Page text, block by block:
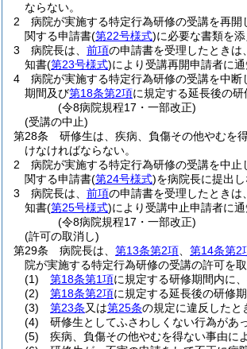
ならない。
2
病院が実施する特定行為研修の受講を再開
関する申請書(第22号様式)に必要な書類を
3
病院長は、 前項の申請書を受理したとき
知書(第23号様式)により受講再開申請者に通
4
病院が実施する特定行為研修の受講を中
期間及び第18条第2項に規定する延長後の研
(令8病院規程17・一部改正)
(受講の中止)
第28条
研修生は、疾病、負傷その他やむを
けなければならない。
2
病院が実施する特定行為研修の受講を中止
関する申請書(第24号様式)を病院長に提出し
3
病院長は、 前項の申請書を受理したとき
知書(第25号様式)により受講中止申請者に通
(令8病院規程17・一部改正)
(許可の取消し)
第29条
病院長は、 第13条第2項 第14条第2
院が実施する特定行為研修の受講の許可を
(1)
第18条第1項に規定する研修期間内に
(2)
第18条第2項に規定する延長後の研修
(3)
第23条又は第25条の規定に違反したと
(4)
研修生としてふさわしくない行為があ
(5)
疾病、負傷その他やむを得ない事由に